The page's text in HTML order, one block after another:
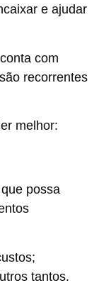
e ajudar
com
recorrentes
melhor:
possa
tantos.